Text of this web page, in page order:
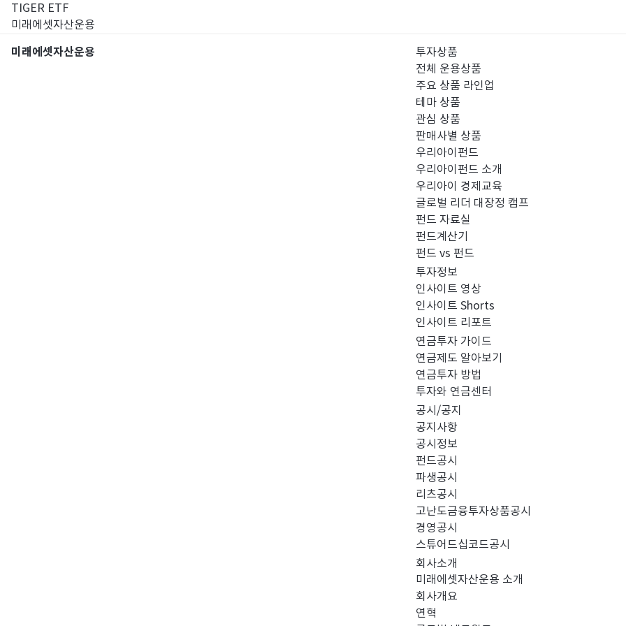
TIGER ETF
미래에셋자산운용
미래에셋자산운용
투자상품
전체 운용상품
주요 상품 라인업
테마 상품
관심 상품
판매사별 상품
우리아이펀드
우리아이펀드 소개
우리아이 경제교육
글로벌 리더 대장정 캠프
펀드 자료실
펀드계산기
펀드 vs 펀드
투자정보
인사이트 영상
인사이트 Shorts
인사이트 리포트
연금투자 가이드
연금제도 알아보기
연금투자 방법
투자와 연금센터
공시/공지
공지사항
공시정보
펀드공시
파생공시
리츠공시
고난도금융투자상품공시
경영공시
스튜어드십코드공시
회사소개
미래에셋자산운용 소개
회사개요
연혁
PICK 인사이트 (0)
경영공시 (0)
검색 결과가 없습니다.